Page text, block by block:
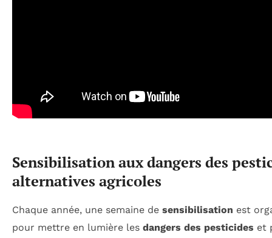
Sensibilisation aux dangers des
alternatives agricoles
Chaque année, une semaine de sensibilisation est
pour mettre en lumière les dangers des pesticides et